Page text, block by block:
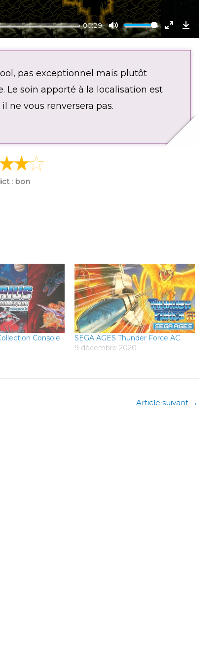
00:29
M
u
e
E
n
D
o
d
pas exceptionnel mais plutôt
Le soin apporté à la localisation est
ne vous renversera pas.
: bon
Console
SEGA AGES Thunder Force AC
9 décembre 2020
Article suivant →